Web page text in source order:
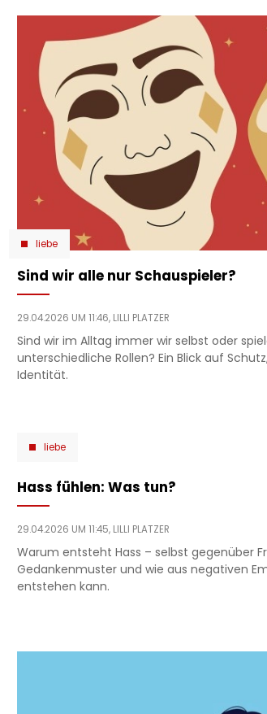
liebe
Sind wir alle nur Schauspieler?
29.04.2026 UM 11:46, LILLI PLATZER
Sind wir im Alltag immer wir selbst oder
unterschiedliche Rollen? Ein Blick auf
Identität.
liebe
Hass fühlen: Was tun?
29.04.2026 UM 11:45, LILLI PLATZER
Warum entsteht Hass – selbst gegenüber
Gedankenmuster und wie aus negativen
entstehen kann.